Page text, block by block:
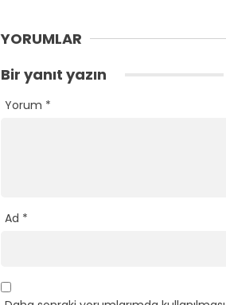
YORUMLAR
Bir yanıt yazın
Yorum *
Ad *